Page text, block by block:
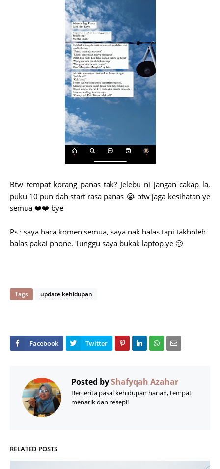
Btw tempat korang panas tak? Jelebu ni jangan cakap la,
pukul10 pun dah start rasa panas 😭 btw jaga kesihatan ye
semua ❤️❤️ bye
Ps : saya baca komen semua, saya nak balas tapi takboleh
balas pakai phone. Tunggu saya bukak laptop ye 🙂
Tags update kehidupan
Posted byShafyqah Azahar
Bercerita pasal kehidupan harian, tempat
menarik dan resepi!
RELATED POSTS